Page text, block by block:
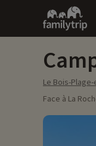
Family
trip
Le Bois-
Face à La